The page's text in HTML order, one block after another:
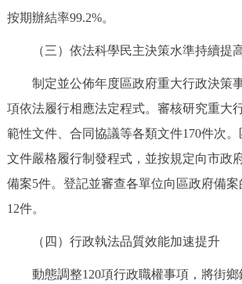
ENGLISH
ESPAÑOL العربية
ITALIANO
按期辦結率99.2%。
（三）依法科學民主決策水準持續提
制定並公佈年度區政府重大行政決策
項依法履行相應法定程式。審核研究重大
範性文件、合同協議等各類文件170件次
文件嚴格履行制發程式，並按規定向市政
備案5件。登記並審查各單位向區政府備
12件。
（四）行政執法品質效能加速提升
動態調整120項行政職權事項，將街鄉